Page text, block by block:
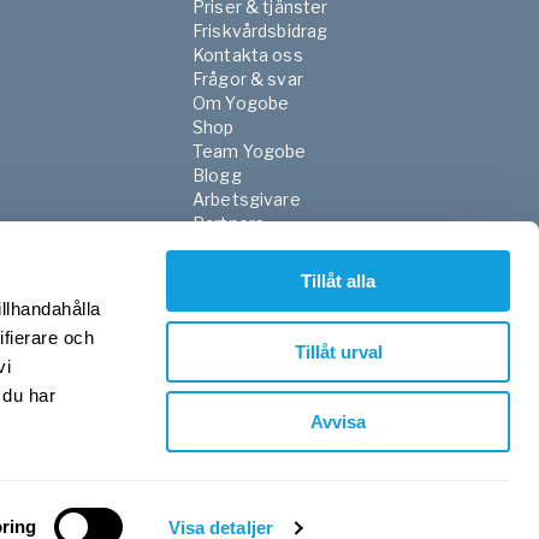
och
har
Visa detaljer
Tillåt alla
Tillåt urval
Avvisa
Priser & tjänster
Friskvårdsbidrag
Kontakta oss
Frågor & svar
Om Yogobe
Shop
Team Yogobe
Blogg
Arbetsgivare
Partners
NGO
Sjukvården
Villkor
©YOGOBE 2026. All rights reserved.